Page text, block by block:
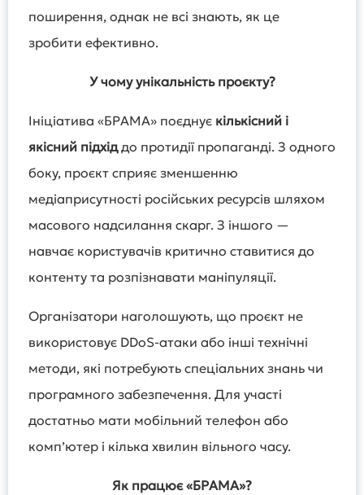
поширення, однак не всі знають, як це
зробити ефективно.
У чому унікальність проєкту?
Ініціатива «БРАМА» поєднує кількісний і
якісний підхіддо протидії пропаганді. З одного
боку, проєкт сприяє зменшенню
медіаприсутності російських ресурсів шляхом
масового надсилання скарг. З іншого —
навчає користувачів критично ставитися до
контенту та розпізнавати маніпуляції.
Організатори наголошують, що проєкт не
використовує DDoS-атаки або інші технічні
методи, які потребують спеціальних знань чи
програмного забезпечення. Для участі
достатньо мати мобільний телефон або
комп’ютер і кілька хвилин вільного часу.
Як працює «БРАМА»?